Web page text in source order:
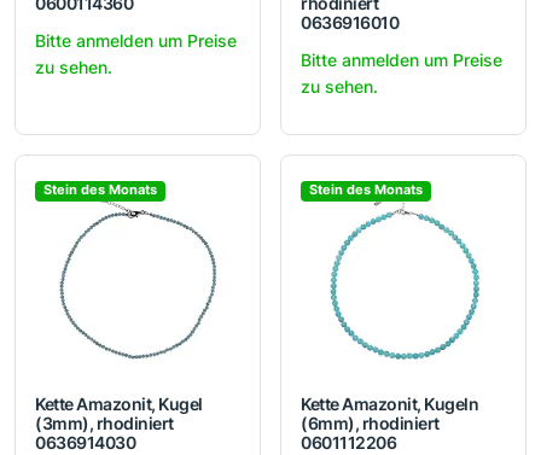
Bitte anmelden um Preise
zu sehen.
0636916010
Bitte anmelden um Preise
zu sehen.
Stein des Monats
Kette Amazonit, Kugel
(3mm), rhodiniert
0636914030
Stein des Monats
Kette Amazonit, Kugeln
(6mm), rhodiniert
0601112206